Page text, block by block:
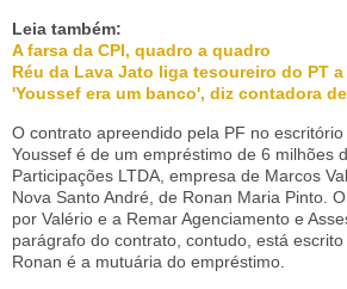
Leia também:
A farsa da CPI, quadro a quadro
Réu da Lava Jato liga tesoureiro do PT
'Youssef era um banco', diz contadora
O contrato apreendido pela PF no
Youssef é de um empréstimo de 6 milhões
Participações LTDA, empresa de Marcos
Nova Santo André, de Ronan Maria Pinto.
por Valério e a Remar Agenciamento e
parágrafo do contrato, contudo, está
Ronan é a mutuária do empréstimo.